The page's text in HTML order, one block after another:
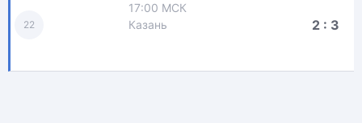
22
17:00 МСК
Казань
2 : 3